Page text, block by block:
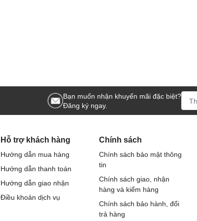
Bạn muốn nhận khuyến mãi đặc biệt?
Đăng ký ngay.
Hỗ trợ khách hàng
Hướng dẫn mua hàng
Hướng dẫn thanh toán
Hướng dẫn giao nhận
Điều khoản dịch vụ
Chính sách
Chính sách bảo mật thông
tin
Chính sách giao, nhận
hàng và kiểm hàng
Chính sách bảo hành, đổi
trả hàng